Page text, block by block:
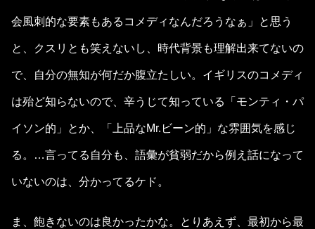
会風刺的な要素もあるコメディなんだろうなぁ」と思う
と、クスリとも笑えないし、時代背景も理解出来てないの
で、自分の無知が何だか腹立たしい。イギリスのコメディ
は殆ど知らないので、辛うじて知っている「モンティ・パ
イソン的」とか、「上品なMr.ビーン的」な雰囲気を感じ
る。…言ってる自分も、語彙が貧弱だから例え話になって
いないのは、分かってるケド。
ま、飽きないのは良かったかな。とりあえず、最初から最